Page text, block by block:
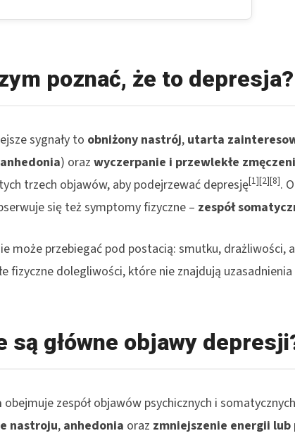
poznać, że to depresja?
sygnały to obniżony nastrój, utarta
anhedonia) oraz wyczerpanie i przewlekłe
trzech objawów, aby podejrzewać depresję[1][2][8].
się też symptomy fizyczne – zespół
może przebiegać pod postacią: smutku, drażliwości,
fizyczne dolegliwości, które nie znajdują
są główne objawy
obejmuje zespół objawów psychicznych i
nastroju, anhedonia oraz zmniejszenie energii lub